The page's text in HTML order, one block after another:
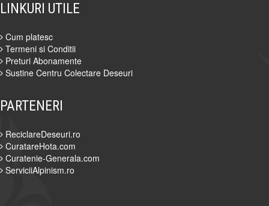
LINKURI UTILE
Cum platesc
Termeni si Conditii
Preturi Abonamente
Sustine Centru Colectare Deseuri
PARTENERI
ReciclareDeseuri.ro
CuratareHota.com
Curatenie-Generala.com
ServiciiAlpinism.ro